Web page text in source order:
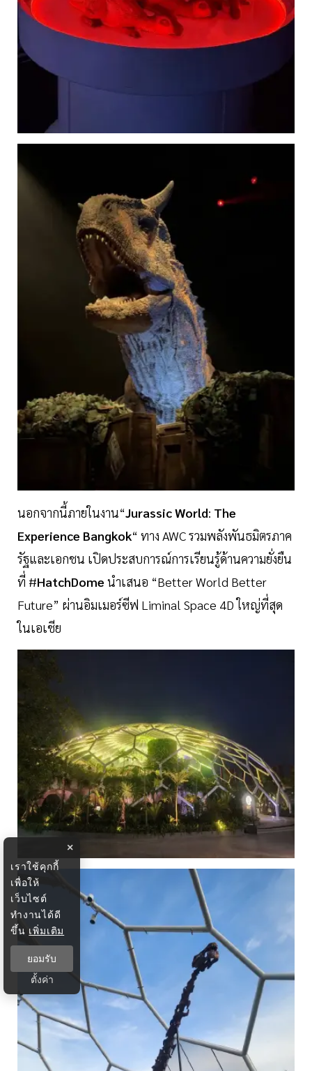
นอกจากนี้ภายในงาน“JurassicWorld: The
Experience Bangkok“ ทาง AWC รวมพลังพันธมิตรภาค
รัฐและเอกชน เปิดประสบการณ์การเรียนรู้ด้านความยั่งยืน
ที่ #HatchDome นำเสนอ “Better World Better
Future” ผ่านอิมเมอร์ซีฟ Liminal Space 4D ใหญ่ที่สุด
ในเอเชีย
×
เราใช้คุกกี้
เพื่อให้
เว็บไซต์
ทำงานได้ดี
ขึ้น เพิ่มเติม
ยอมรับ
ตั้งค่า